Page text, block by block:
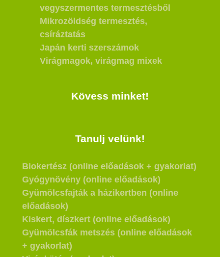
vegyszermentes termesztésből
Mikrozöldség termesztés,
csíráztatás
Japán kerti szerszámok
Virágmagok, virágmag mixek
Kövess minket!
Tanulj velünk!
Biokertész (online előadások + gyakorlat)
Gyógynövény (online előadások)
Gyümölcsfajták a házikertben (online
előadások)
Kiskert, díszkert (online előadások)
Gyümölcsfák metszés (online előadások
+ gyakorlat)